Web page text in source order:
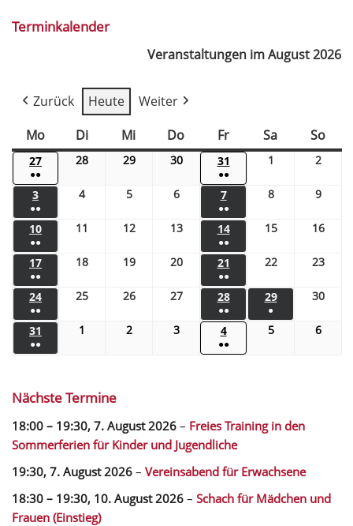
Terminkalender
Veranstaltungen im August 2026
Zurück Heute
Weiter
Mo
Di Mi Do Fr Sa So
27
●●
28 29 30 31
●●
1 2
3
●●
4 5 6 7
●●
8 9
10
●●
11 12 13 14
●●
15 16
17
●●
18 19 20 21
●●
22 23
24
●●
25 26 27 28
●●
29
●
30
31
●●
1 2 3 4
●●
5 6
Nächste Termine
18:00 – 19:30, 7. August 2026 – Freies Training in den
Sommerferien für Kinder und Jugendliche
19:30, 7. August 2026 – Vereinsabend für Erwachsene
18:30 – 19:30, 10. August 2026 – Schach für Mädchen und
Frauen (Einstieg)